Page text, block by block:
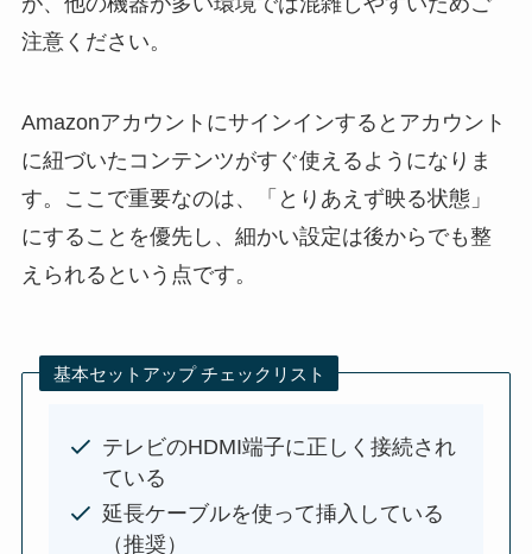
注意ください。
Amazonアカウントにサインインするとアカウント
に紐づいたコンテンツがすぐ使えるようになりま
す。ここで重要なのは、「とりあえず映る状態」
にすることを優先し、細かい設定は後からでも整
えられるという点です。
基本セットアップ チェックリスト
テレビのHDMI端子に正しく接続され
ている
延長ケーブルを使って挿入している
（推奨）